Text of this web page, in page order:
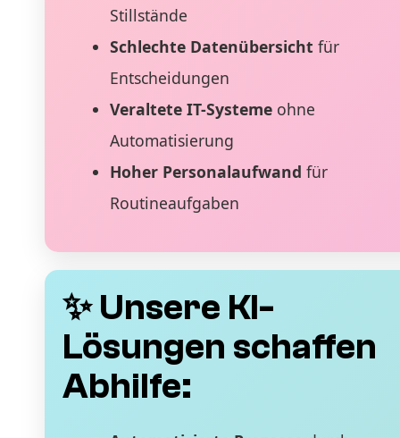
Stillstände
Schlechte Datenübersicht für
Entscheidungen
Veraltete IT-Systemeohne
Automatisierung
Hoher Personalaufwand für
Routineaufgaben
✨ Unsere KI-
Lösungen schaffen
Abhilfe: